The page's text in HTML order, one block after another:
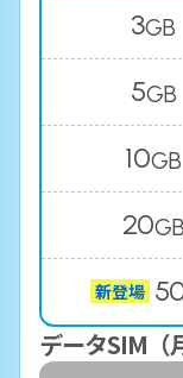
3GB
5GB
10GB
20GB
新登場
データSIM（